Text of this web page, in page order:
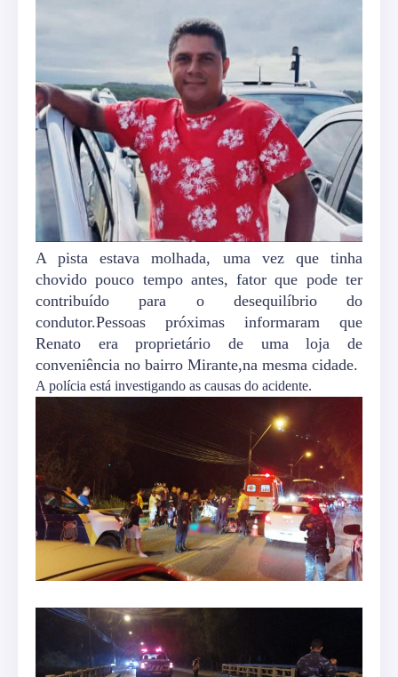
A pista estava molhada, uma vez que tinha
chovido pouco tempo antes, fator que pode ter
contribuído para o desequilíbrio do
condutor.Pessoas próximas informaram que
Renato era proprietário de uma loja de
conveniência no bairro Mirante,na mesma cidade.
A polícia está investigando as causas do acidente.